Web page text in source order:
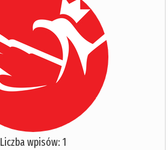
Liczba wpisów: 1